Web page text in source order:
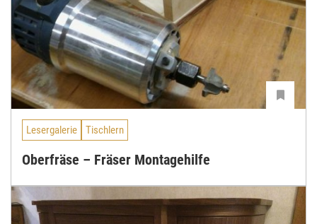
Lesergalerie Tischlern
Oberfräse – Fräser Montagehilfe